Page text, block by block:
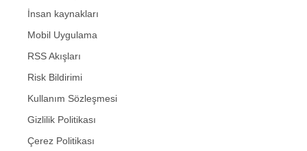
İnsan kaynakları
Mobil Uygulama
RSS Akışları
Risk Bildirimi
Kullanım Sözleşmesi
Gizlilik Politikası
Çerez Politikası